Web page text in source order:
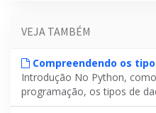
VEJA TAMBÉM
Compreendendo os
Introdução No Python,
programação, os tipos de